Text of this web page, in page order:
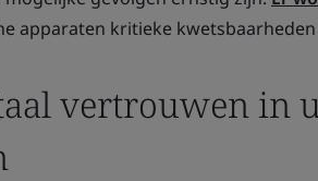
apparaten kritieke
vertrouwen in